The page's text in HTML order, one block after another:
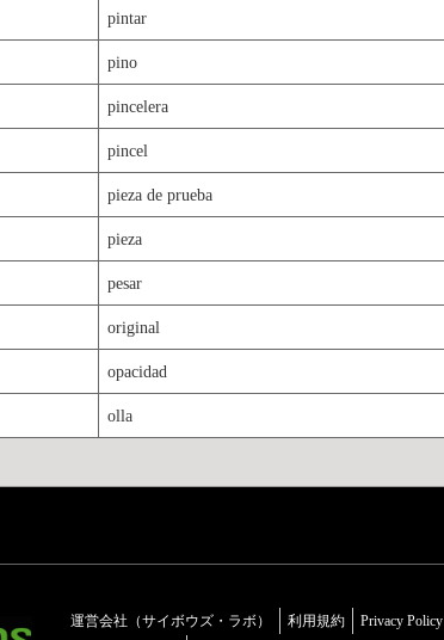
pintar
pino
pincelera
pincel
pieza de prueba
pieza
pesar
original
opacidad
olla
運営会社（サイボウズ・ラボ） 利用規約 Privacy Policy